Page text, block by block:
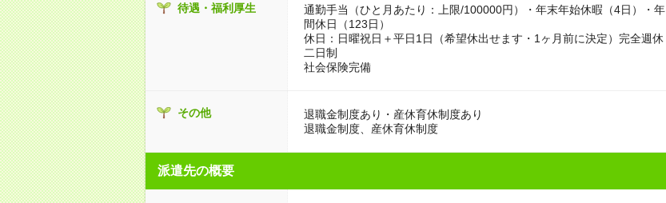
待遇・福利厚生
通勤手当（ひと月あたり：上限/100000円）・年末年始休暇（4日）・年
間休日（123日）
休日：日曜祝日＋平日1日（希望休出せます・1ヶ月前に決定）完全週休
二日制
社会保険完備
その他
退職金制度あり・産休育休制度あり
退職金制度、産休育休制度
派遣先の概要